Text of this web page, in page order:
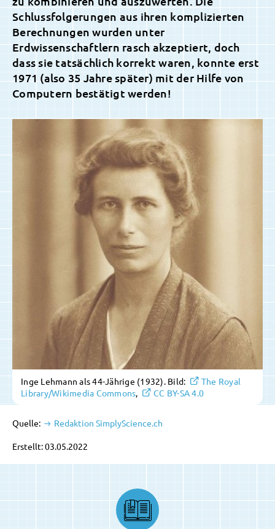
Schlussfolgerungen aus ihren komplizierten
Berechnungen wurden unter
Erdwissenschaftlern rasch akzeptiert, doch
dass sie tatsächlich korrekt waren, konnte erst
1971 (also 35 Jahre später) mit der Hilfe von
Computern bestätigt werden!
Inge Lehmann als 44-Jährige (1932). Bild:
The Royal
Library/Wikimedia Commons, CC BY-SA 4.0
Quelle: Redaktion SimplyScience.ch
Erstellt: 03.05.2022